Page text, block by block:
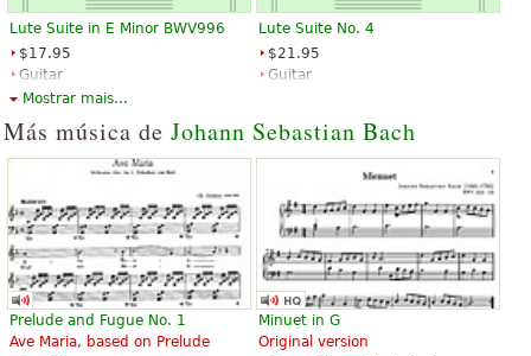
Lute Suite in E Minor BWV996
$17.95
Guitar
Editions Durand
Lute Suite No. 4
$21.95
Guitar
Mostrar mais...
Más música de Johann Sebastian Bach
Prelude and Fugue No. 1
Ave Maria, based on Prelude
Minuet in G
Original version